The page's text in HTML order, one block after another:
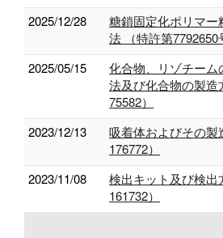
2025/12/28
糖鎖固定化ポリマ
法 （特許第7792650
2025/05/15
化合物、リゾチー
法及び化合物の製造
75582）
2023/12/13
吸着体およびその製
176772）
2023/11/08
検出キット及び検出
161732）